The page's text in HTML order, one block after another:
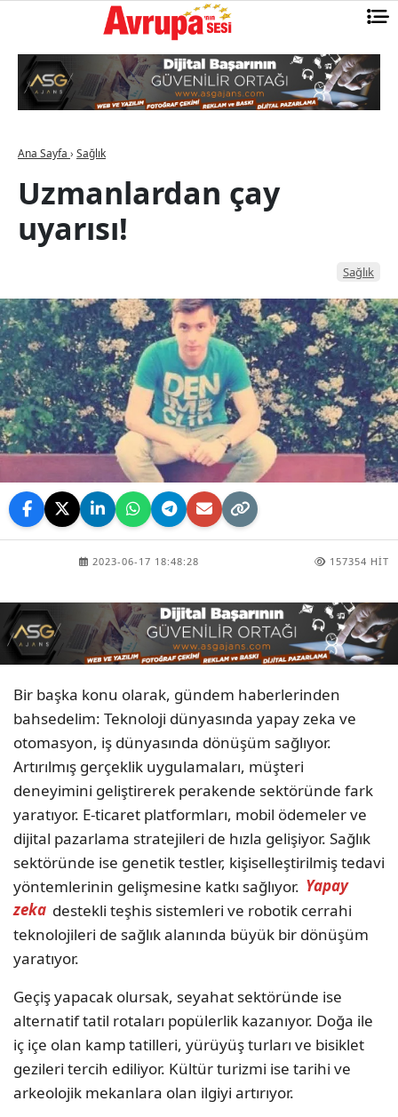
Ana Sayfa › Sağlık
Uzmanlardan çay
uyarısı!
Sağlık
2023-06-17 18:48:28 157354 HIT
Bir başka konu olarak, gündem haberlerinden
bahsedelim: Teknoloji dünyasında yapay zeka ve
otomasyon, iş dünyasında dönüşüm sağlıyor.
Artırılmış gerçeklik uygulamaları, müşteri
deneyimini geliştirerek perakende sektöründe fark
yaratıyor. E-ticaret platformları, mobil ödemeler ve
dijital pazarlama stratejileri de hızla gelişiyor. Sağlık
sektöründe ise genetik testler, kişiselleştirilmiş tedavi
yöntemlerinin gelişmesine katkı sağlıyor. Yapay
zeka destekli teşhis sistemleri ve robotik cerrahi
teknolojileri de sağlık alanında büyük bir dönüşüm
yaratıyor.
Geçiş yapacak olursak, seyahat sektöründe ise
alternatif tatil rotaları popülerlik kazanıyor. Doğa ile
iç içe olan kamp tatilleri, yürüyüş turları ve bisiklet
gezileri tercih ediliyor. Kültür turizmi ise tarihi ve
arkeolojik mekanlara olan ilgiyi artırıyor.